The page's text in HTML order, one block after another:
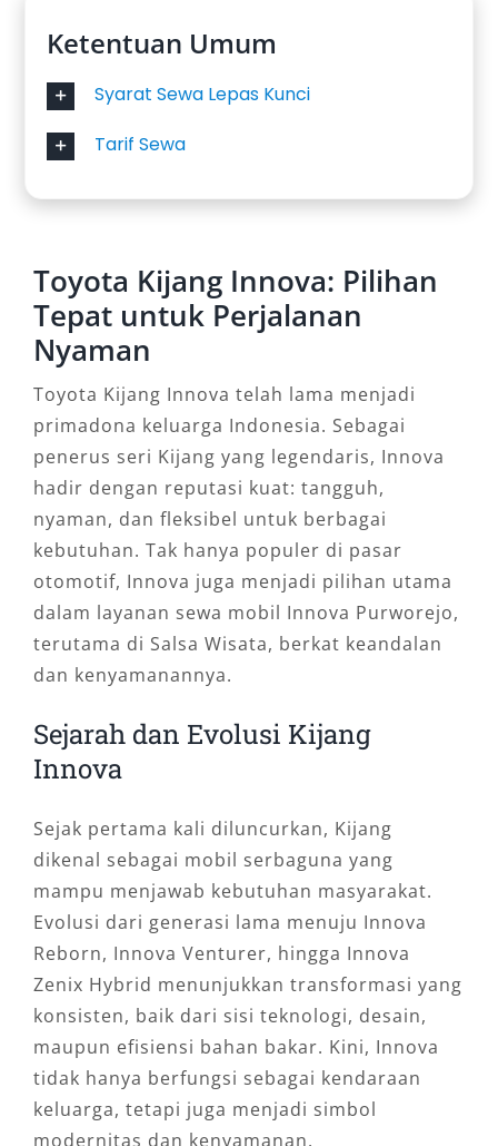
Ketentuan Umum
Syarat Sewa Lepas Kunci
Tarif Sewa
Toyota Kijang Innova: Pilihan
Tepat untuk Perjalanan
Nyaman
Toyota Kijang Innova telah lama menjadi
primadona keluarga Indonesia. Sebagai
penerus seri Kijang yang legendaris, Innova
hadir dengan reputasi kuat: tangguh,
nyaman, dan fleksibel untuk berbagai
kebutuhan. Tak hanya populer di pasar
otomotif, Innova juga menjadi pilihan utama
dalam layanan sewa mobil Innova Purworejo,
terutama di Salsa Wisata, berkat keandalan
dan kenyamanannya.
Sejarah dan Evolusi Kijang
Innova
Sejak pertama kali diluncurkan, Kijang
dikenal sebagai mobil serbaguna yang
mampu menjawab kebutuhan masyarakat.
Evolusi dari generasi lama menuju Innova
Reborn, Innova Venturer, hingga Innova
Zenix Hybrid menunjukkan transformasi yang
konsisten, baik dari sisi teknologi, desain,
maupun efisiensi bahan bakar. Kini, Innova
tidak hanya berfungsi sebagai kendaraan
keluarga, tetapi juga menjadi simbol
modernitas dan kenyamanan.